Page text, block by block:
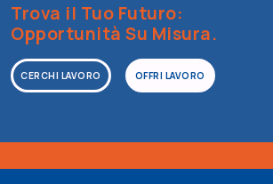
Trova il Tuo Futuro:
Opportunità Su Misura.
CERCHI LAVORO OFFRI LAVORO